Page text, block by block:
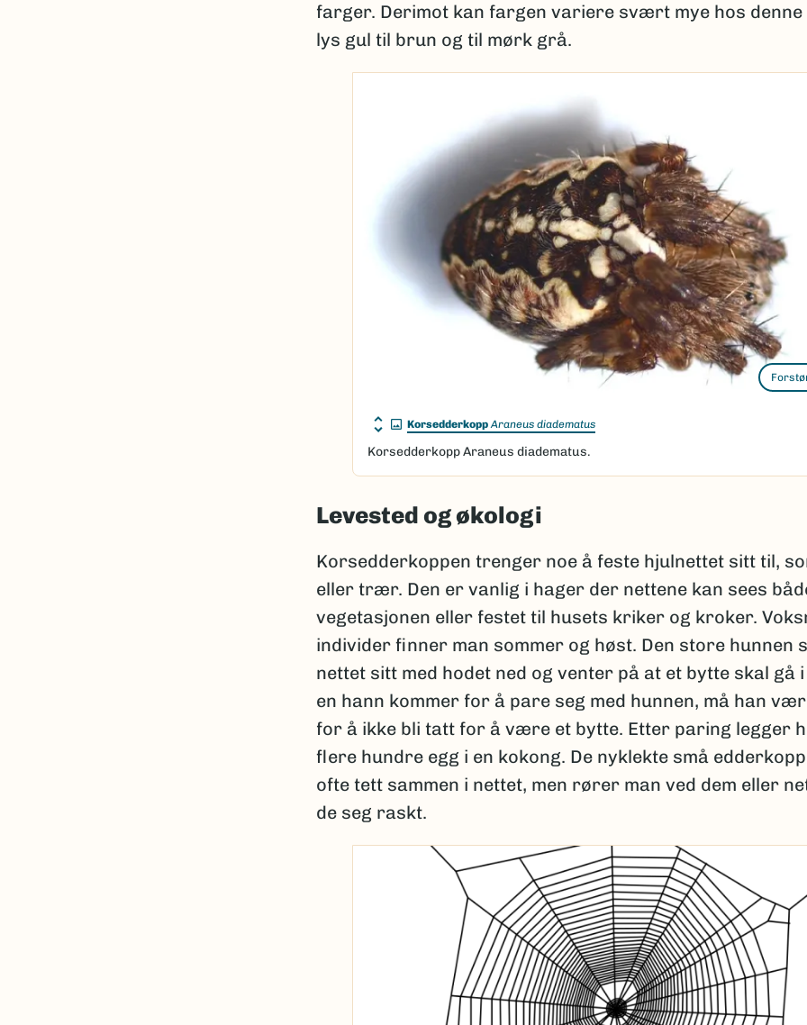
farger. Derimot kan fargen variere svært mye hos
lys gul til brun og til mørk grå.
Korsedderkopp Araneus diadematus
Korsedderkopp Araneus diadematus.
Levested og økologi
Korsedderkoppen trenger noe å feste hjulnettet sitt til,
eller trær. Den er vanlig i hager der nettene kan sees
vegetasjonen eller festet til husets kriker og kroker.
individer finner man sommer og høst. Den store hunnen
nettet sitt med hodet ned og venter på at et bytte skal gå
en hann kommer for å pare seg med hunnen, må han
for å ikke bli tatt for å være et bytte. Etter paring legger
flere hundre egg i en kokong. De nyklekte små
ofte tett sammen i nettet, men rører man ved dem eller
de seg raskt.